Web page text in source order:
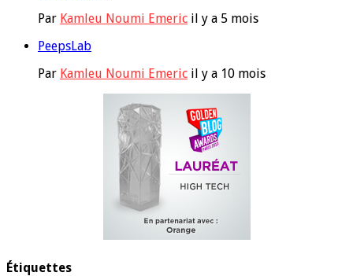
Par Kamleu Noumi Emeric il y a 5 mois
PeepsLab
Par Kamleu Noumi Emeric il y a 10 mois
Étiquettes